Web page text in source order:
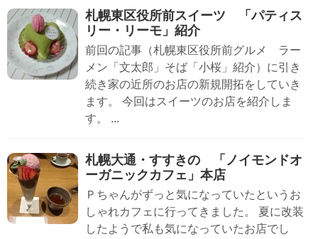
札幌東区役所前スイーツ 「パティス
リー・リーモ」紹介
前回の記事（札幌東区役所前グルメ ラー
メン「文太郎」そば「小桜」紹介）に引き
続き家の近所のお店の新規開拓をしていき
ます。 今回はスイーツのお店を紹介しま
す。 ...
札幌大通・すすきの 「ノイモンドオ
ーガニックカフェ」本店
Ｐちゃんがずっと気になっていたというお
しゃれカフェに行ってきました。 夏に改装
したようで私も気になっていたお店でし